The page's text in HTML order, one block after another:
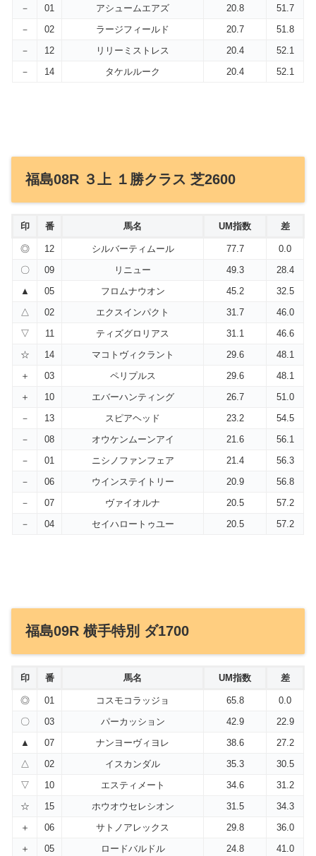
－
01 アシュームエアズ 20.8
51.7
－
02 ラージフィールド 20.7
51.8
－
12 リリーミストレス 20.4
52.1
－
14 タケルルーク 20.4 52.1
福島08R ３上 １勝クラス 芝2600
印 番 馬名 UM指数 差
◎ 12 シルバーティムール 77.7
0.0
〇
09 リニュー 49.3
28.4
▲
05 フロムナウオン 45.2
32.5
△
02 エクスインパクト 31.7
46.0
▽
11 ティズグロリアス 31.1
46.6
☆
14 マコトヴィクラント 29.6
48.1
＋
03 ペリプルス 29.6
48.1
＋
10 エバーハンティング 26.7
51.0
－
13 スピアヘッド 23.2
54.5
－
08 オウケンムーンアイ 21.6
56.1
－
01 ニシノファンフェア 21.4
56.3
－
06 ウインステイトリー 20.9
56.8
－
07 ヴァイオルナ 20.5
57.2
－
04 セイハロートゥユー 20.5 57.2
福島09R 横手特別 ダ1700
印 番 馬名 UM指数 差
◎ 01 コスモコラッジョ 65.8
0.0
〇
03 パーカッション 42.9
22.9
▲
07 ナンヨーヴィヨレ 38.6
27.2
△
02 イスカンダル 35.3
30.5
▽
10 エスティメート 34.6
31.2
☆
15 ホウオウセレシオン 31.5
34.3
＋
06 サトノアレックス 29.8
36.0
＋
05 ロードバルドル 24.8 41.0